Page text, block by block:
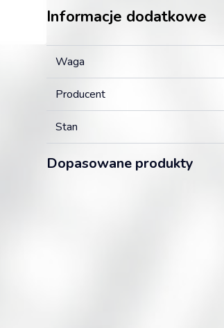
Informacje dodatkowe
Waga
Producent
Stan
Dopasowane produkty